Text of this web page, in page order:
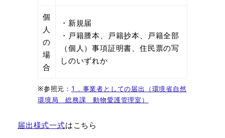
個
人
の
場
合
・新規届
・戸籍謄本、戸籍抄本、戸籍全部
（個人）事項証明書、住民票の写
しのいずれか
※参照元： 1．事業者としての届出（環境省自然
環境局 総務課 動物愛護管理室）
届出様式一式はこちら